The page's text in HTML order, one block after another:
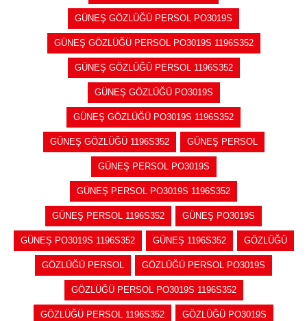
GÜNEŞ GÖZLÜĞÜ PERSOL PO3019S
GÜNEŞ GÖZLÜĞÜ PERSOL PO3019S 1196S352
GÜNEŞ GÖZLÜĞÜ PERSOL 1196S352
GÜNEŞ GÖZLÜĞÜ PO3019S
GÜNEŞ GÖZLÜĞÜ PO3019S 1196S352
GÜNEŞ GÖZLÜĞÜ 1196S352 GÜNEŞ PERSOL
GÜNEŞ PERSOL PO3019S
GÜNEŞ PERSOL PO3019S 1196S352
GÜNEŞ PERSOL 1196S352 GÜNEŞ PO3019S
GÜNEŞ PO3019S 1196S352 GÜNEŞ 1196S352 GÖZLÜĞÜ
GÖZLÜĞÜ PERSOL GÖZLÜĞÜ PERSOL PO3019S
GÖZLÜĞÜ PERSOL PO3019S 1196S352
GÖZLÜĞÜ PERSOL 1196S352 GÖZLÜĞÜ PO3019S